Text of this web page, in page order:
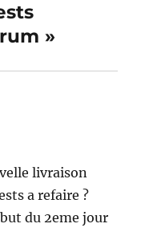
»
livraison
a refaire ?
du 2eme jour